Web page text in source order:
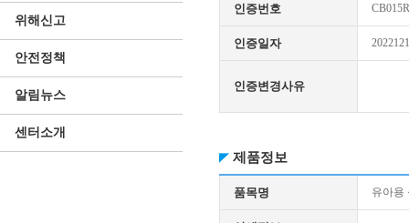
위해신고
안전정책
알림뉴스
센터소개
인증번호
인증일자
인증변경사유
제품정보
품목명 유아용